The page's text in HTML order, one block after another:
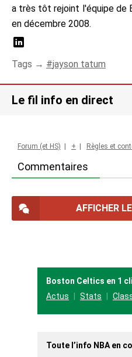
a très tôt rejoint l'équipe de
en décembre 2008.
Tags → jayson tatum
Le fil info en direct
Commentaires
Forum (et HS) + Règles et
AFFICHER
Boston Celtics en 1
Actus
Stats
Toute l’info NBA en